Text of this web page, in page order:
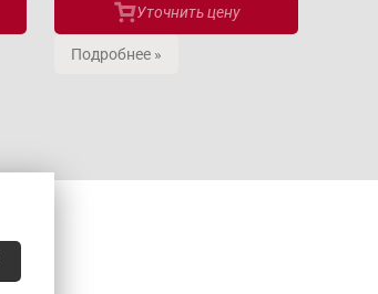
Уточнить цену
Подробнее »